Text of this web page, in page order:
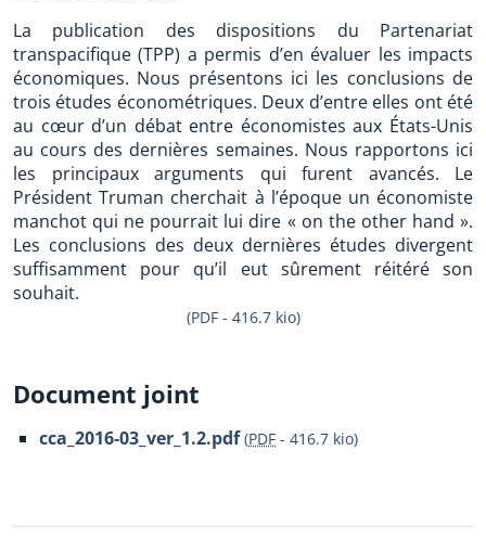
La publication des dispositions du Partenariat
transpacifique (TPP) a permis d’en évaluer les impacts
économiques. Nous présentons ici les conclusions de
trois études économétriques. Deux d’entre elles ont été
au cœur d’un débat entre économistes aux États-Unis
au cours des dernières semaines. Nous rapportons ici
les principaux arguments qui furent avancés. Le
Président Truman cherchait à l’époque un économiste
manchot qui ne pourrait lui dire « on the other hand ».
Les conclusions des deux dernières études divergent
suffisamment pour qu’il eut sûrement réitéré son
souhait.
(PDF - 416.7 kio)
Document joint
cca_2016-03_ver_1.2.pdf (PDF - 416.7 kio)